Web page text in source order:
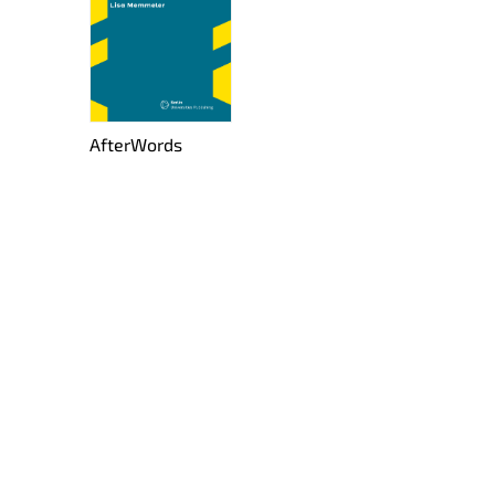
Af­ter­Words